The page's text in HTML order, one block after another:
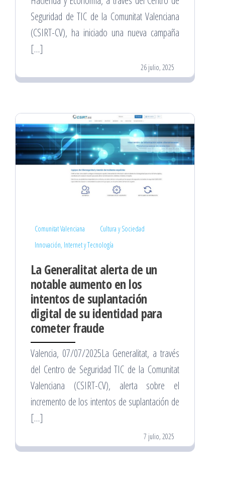
Seguridad de TIC de la Comunitat Valenciana
(CSIRT-CV), ha iniciado una nueva campaña
[…]
26 julio, 2025
Comunitat Valenciana
Cultura y Sociedad
Innovación, Internet y Tecnología
La Generalitat alerta de un
notable aumento en los
intentos de suplantación
digital de su identidad para
cometer fraude
Valencia, 07/07/2025La Generalitat, a través
del Centro de Seguridad TIC de la Comunitat
Valenciana (CSIRT-CV), alerta sobre el
incremento de los intentos de suplantación de
[…]
7 julio, 2025